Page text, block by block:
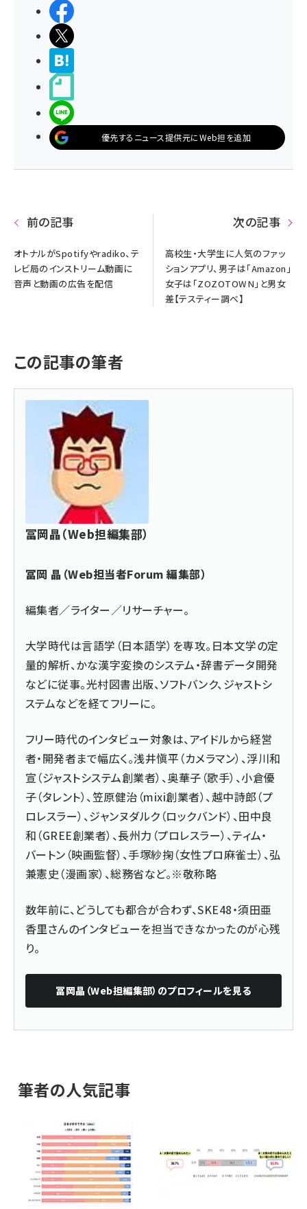
優先するニュース提供元にWeb担を追加
前の記事
オトナルがSpotifyやradiko、テ
レビ局のインストリーム動画に
音声と動画の広告を配信
次の記事
高校生・大学生に人気のファッ
ションアプリ、男子は「Amazon」
女子は「ZOZOTOWN」と男女
差【テスティー調べ】
この記事の筆者
冨岡晶（Web担編集部）
冨岡 晶（Web担当者Forum 編集部）
編集者／ライター／リサーチャー。
大学時代は言語学（日本語学）を専攻。日本文学の定
量的解析、かな漢字変換のシステム・辞書データ開発
などに従事。光村図書出版、ソフトバンク、ジャストシ
ステムなどを経てフリーに。
フリー時代のインタビュー対象は、アイドルから経営
者・開発者まで幅広く。浅井愼平（カメラマン）、浮川和
宣（ジャストシステム創業者）、奥華子（歌手）、小倉優
子（タレント）、笠原健治（mixi創業者）、越中詩郎（プ
ロレスラー）、ジャンヌダルク（ロックバンド）、田中良
和（GREE創業者）、長州力（プロレスラー）、ティム・
バートン（映画監督）、手塚紗掬（女性プロ麻雀士）、弘
兼憲史（漫画家）、総務省など。※敬称略
数年前に、どうしても都合が合わず、SKE48・須田亜
香里さんのインタビューを担当できなかったのが心残
り。
冨岡晶（Web担編集部） のプロフィールを見る
筆者の人気記事